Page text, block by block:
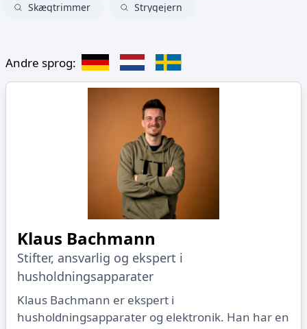
Skægtrimmer Strygejern
Andre sprog:
Klaus Bachmann
Stifter, ansvarlig og ekspert i
husholdningsapparater
Klaus Bachmann er ekspert i
husholdningsapparater og elektronik. Han har en